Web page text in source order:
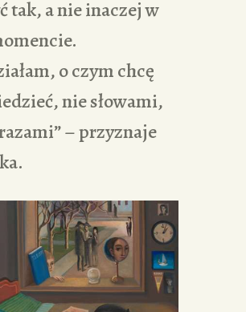
tak, a nie inaczej w
o czym chcę
nie słowami,
– przyznaje